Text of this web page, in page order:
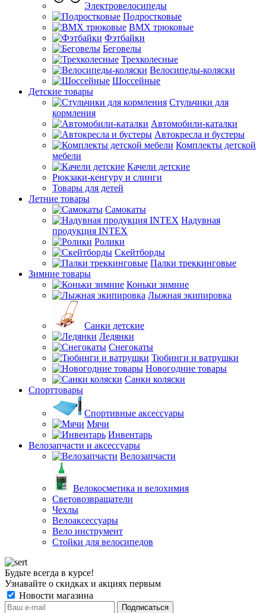
Электровелосипеды
Подростковые
BMX трюковые
Фэтбайки
Беговелы
Трехколесные
Велосипеды-коляски
Шоссейные
Детские товары
Стульчики для
кормления
Автомобили-каталки
Автокресла и бустеры
Комплекты детской
мебели
Качели детские
Рюкзаки-кенгуру и слинги
Товары для детей
Летние товары
Самокаты
Надувная
продукция INTEX
Ролики
Скейтборды
Палки треккинговые
Зимние товары
Коньки зимние
Лыжная экипировка
Санки детские
Ледянки
Снегокаты
Тюбинги и ватрушки
Новогодние товары
Санки коляски
Спорттовары
Спортивные аксессуары
Мячи
Инвентарь
Велозапчасти и аксессуары
Велозапчасти
Велокосметика и велохимия
Световозвращатели
Чехлы
Велоаксессуары
Вело инструмент
Стойки для велосипедов
Будьте всегда в курсе!
Узнавайте о скидках и акциях первым
Новости магазина